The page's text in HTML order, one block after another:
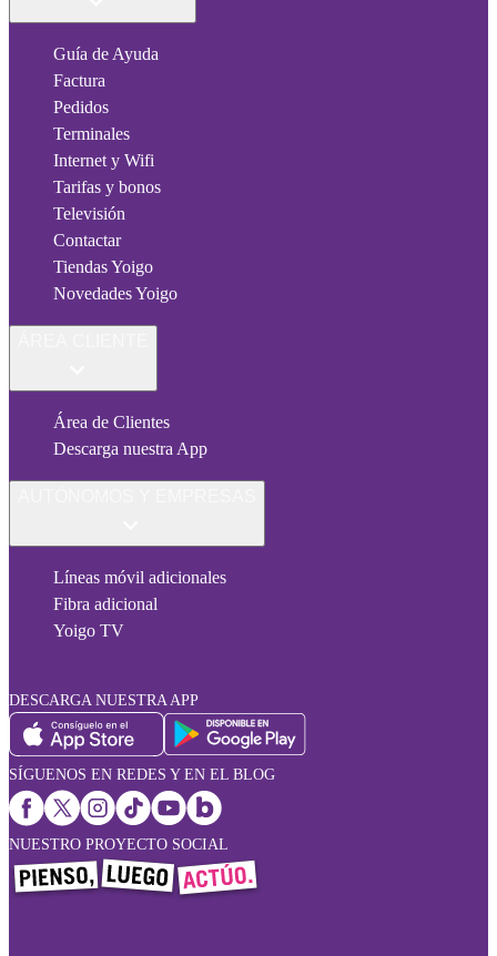
Guía de Ayuda
Factura
Pedidos
Terminales
Internet y Wifi
Tarifas y bonos
Televisión
Contactar
Tiendas Yoigo
Novedades Yoigo
Área de Clientes
Descarga nuestra App
Líneas móvil adicionales
Fibra adicional
Yoigo TV
DESCARGA NUESTRA APP
SÍGUENOS EN REDES Y EN EL BLOG
NUESTRO PROYECTO SOCIAL